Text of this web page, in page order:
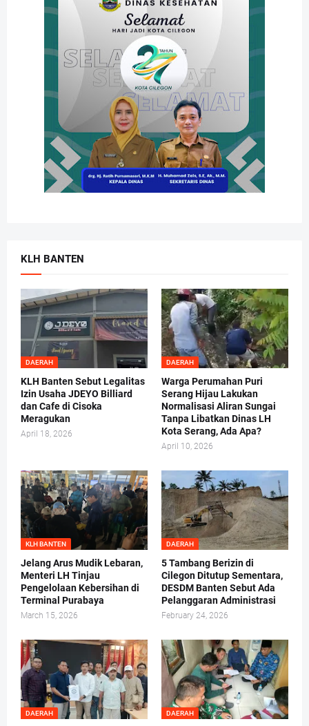
KLH BANTEN
DAERAH
KLH Banten Sebut Legalitas
Izin Usaha JDEYO Billiard
dan Cafe di Cisoka
Meragukan
April 18, 2026
DAERAH
Warga Perumahan Puri
Serang Hijau Lakukan
Normalisasi Aliran Sungai
Tanpa Libatkan Dinas LH
Kota Serang, Ada Apa?
April 10, 2026
KLH BANTEN
Jelang Arus Mudik Lebaran,
Menteri LH Tinjau
Pengelolaan Kebersihan di
Terminal Purabaya
March 15, 2026
DAERAH
5 Tambang Berizin di
Cilegon Ditutup Sementara,
DESDM Banten Sebut Ada
Pelanggaran Administrasi
February 24, 2026
DAERAH DAERAH